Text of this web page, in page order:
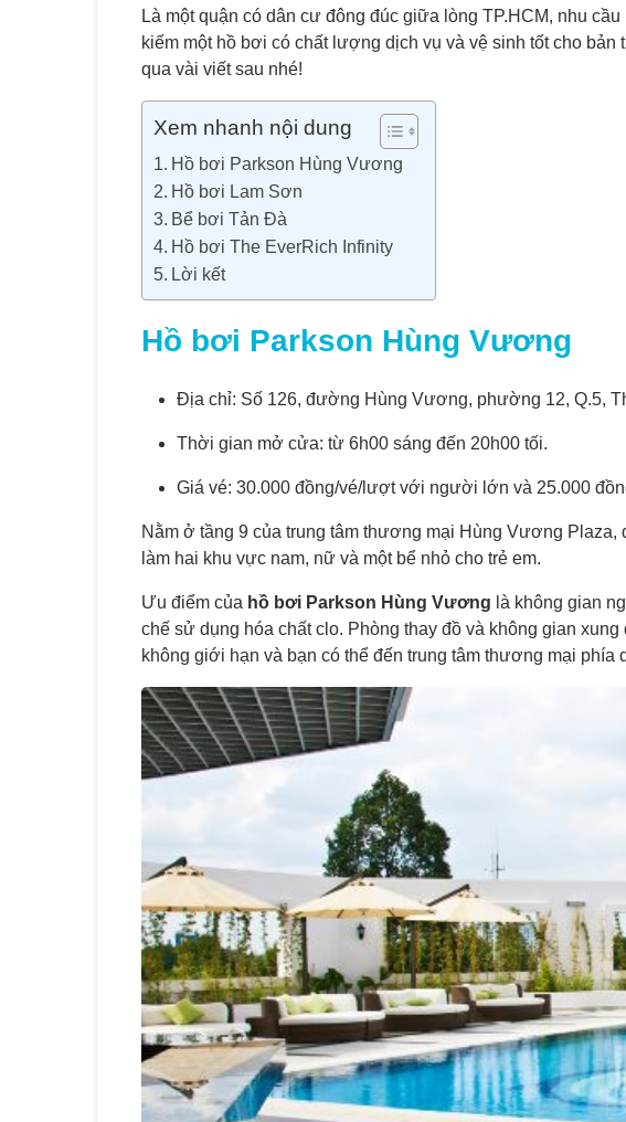
Là một quận có dân cư đông đúc giữa lòng TP.HCM, nhu
kiếm một hồ bơi có chất lượng dịch vụ và vệ sinh tốt cho
qua vài viết sau nhé!
Xem nhanh nội dung
Hồ bơi Parkson Hùng Vương
Hồ bơi Lam Sơn
Bể bơi Tản Đà
Hồ bơi The EverRich Infinity
Lời kết
Hồ bơi Parkson Hùng Vương
Địa chỉ: Số 126, đường Hùng Vương, phường 12, Q.5,
Thời gian mở cửa: từ 6h00 sáng đến 20h00 tối.
Giá vé: 30.000 đồng/vé/lượt với người lớn và 25.000
Nằm ở tầng 9 của trung tâm thương mại Hùng Vương
làm hai khu vực nam, nữ và một bể nhỏ cho trẻ em.
Ưu điểm của hồ bơi Parkson Hùng Vương là không gian
chế sử dụng hóa chất clo. Phòng thay đồ và không gian
không giới hạn và bạn có thể đến trung tâm thương mại